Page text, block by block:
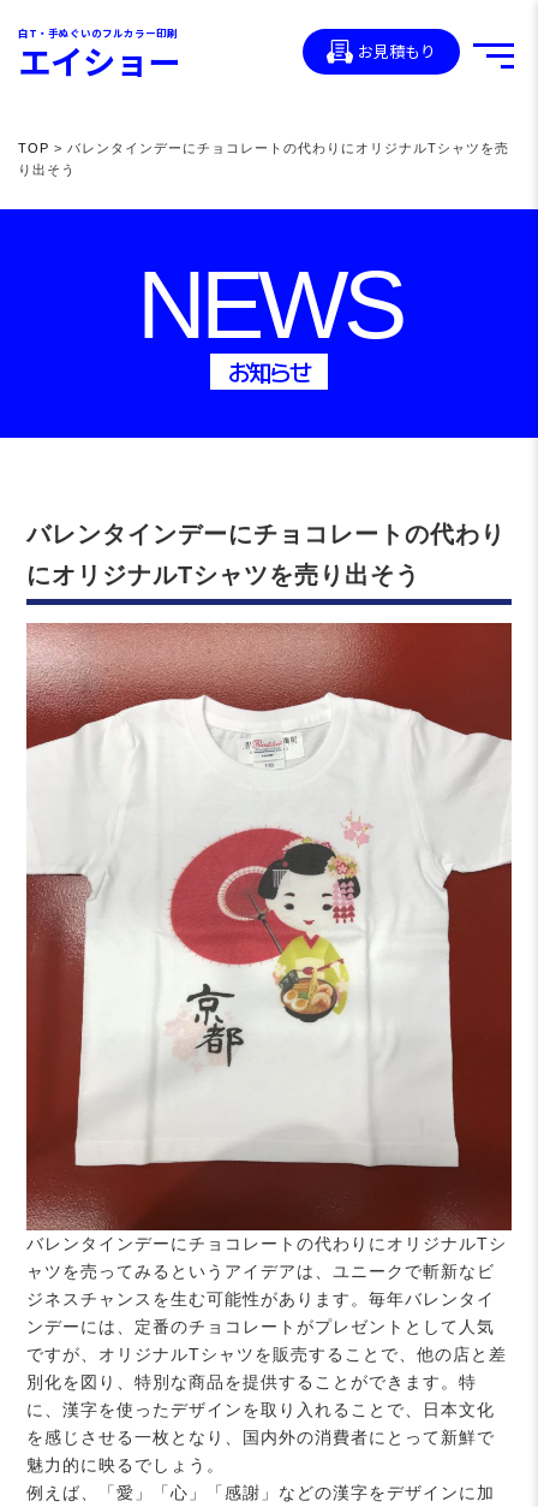
白T・手ぬぐいのフルカラー印刷
エイショー お見積もり
TOP > バレンタインデーにチョコレートの代わりにオリジナルTシャツを売
り出そう
NEWS
お知らせ
バレンタインデーにチョコレートの代わり
にオリジナルTシャツを売り出そう
バレンタインデーにチョコレートの代わりにオリジナルTシ
ャツを売ってみるというアイデアは、ユニークで斬新なビ
ジネスチャンスを生む可能性があります。毎年バレンタイ
ンデーには、定番のチョコレートがプレゼントとして人気
ですが、オリジナルTシャツを販売することで、他の店と差
別化を図り、特別な商品を提供することができます。特
に、漢字を使ったデザインを取り入れることで、日本文化
を感じさせる一枚となり、国内外の消費者にとって新鮮で
魅力的に映るでしょう。
例えば、「愛」「心」「感謝」などの漢字をデザインに加